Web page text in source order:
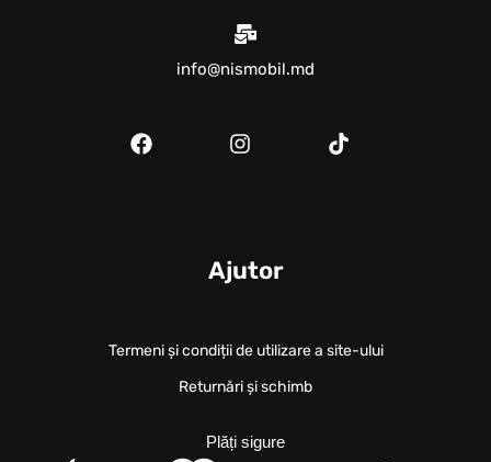
info@nismobil.md
Ajutor
Termeni și condiții de utilizare a site-ului
Returnări și schimb
Plăți sigure